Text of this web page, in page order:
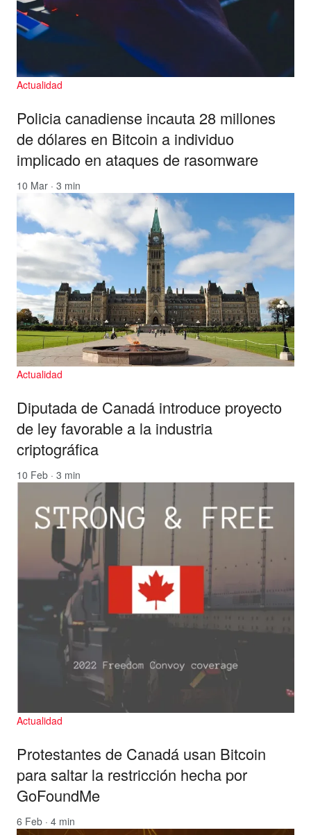
Actualidad
Policia canadiense incauta 28 millones
de dólares en Bitcoin a individuo
implicado en ataques de rasomware
10 Mar · 3 min
Actualidad
Diputada de Canadá introduce proyecto
de ley favorable a la industria
criptográfica
10 Feb · 3 min
Actualidad
Protestantes de Canadá usan Bitcoin
para saltar la restricción hecha por
GoFoundMe
6 Feb · 4 min